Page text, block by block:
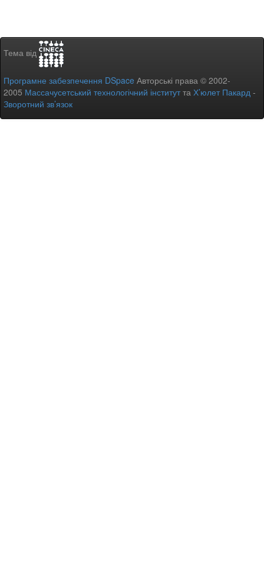
Тема від
Програмне забезпечення DSpace Авторські права © 2002-
2005 Массачусетський технологічний інститутта Х’юлет Пакард -
Зворотний зв’язок